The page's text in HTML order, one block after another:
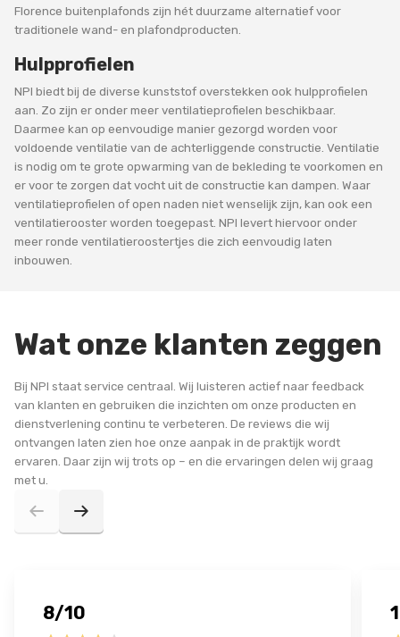
Florence buitenplafonds zijn hét duurzame alternatief voor
traditionele wand- en plafondproducten.
Hulpprofielen
NPI biedt bij de diverse kunststof overstekken ook hulpprofielen
aan. Zo zijn er onder meer ventilatieprofielen beschikbaar.
Daarmee kan op eenvoudige manier gezorgd worden voor
voldoende ventilatie van de achterliggende constructie. Ventilatie
is nodig om te grote opwarming van de bekleding te voorkomen en
er voor te zorgen dat vocht uit de constructie kan dampen. Waar
ventilatieprofielen of open naden niet wenselijk zijn, kan ook een
ventilatierooster worden toegepast. NPI levert hiervoor onder
meer ronde ventilatieroostertjes die zich eenvoudig laten
inbouwen.
Wat onze klanten zeggen
Bij NPI staat service centraal. Wij luisteren actief naar feedback
van klanten en gebruiken die inzichten om onze producten en
dienstverlening continu te verbeteren. De reviews die wij
ontvangen laten zien hoe onze aanpak in de praktijk wordt
ervaren. Daar zijn wij trots op – en die ervaringen delen wij graag
met u.
8/10